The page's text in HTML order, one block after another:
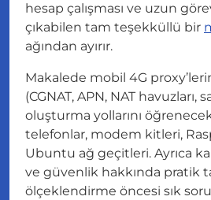
hesap çalışması ve uzun
çıkabilen tam teşekküllü bir
ağından ayırır.
Makalede mobil 4G proxy’lerin
(CGNAT, APN, NAT
oluşturma yollarını
telefonlar, modem kitleri,
Ubuntu ağ geçitleri. Ayrıca
ve güvenlik hakkında pratik
ölçeklendirme öncesi sık